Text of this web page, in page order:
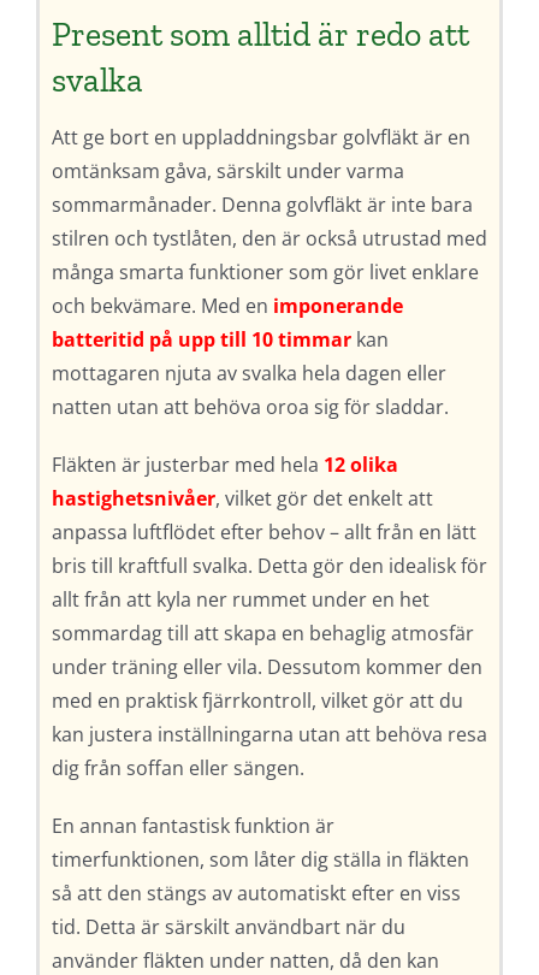
Present som alltid är redo att
svalka
Att ge bort en uppladdningsbar golvfläkt är en
omtänksam gåva, särskilt under varma
sommarmånader. Denna golvfläkt är inte bara
stilren och tystlåten, den är också utrustad med
många smarta funktioner som gör livet enklare
och bekvämare. Med en imponerande
batteritid på upp till 10 timmarkan
mottagaren njuta av svalka hela dagen eller
natten utan att behöva oroa sig för sladdar.
Fläkten är justerbar med hela 12 olika
hastighetsnivåer, vilket gör det enkelt att
anpassa luftflödet efter behov – allt från en lätt
bris till kraftfull svalka. Detta gör den idealisk för
allt från att kyla ner rummet under en het
sommardag till att skapa en behaglig atmosfär
under träning eller vila. Dessutom kommer den
med en praktisk fjärrkontroll, vilket gör att du
kan justera inställningarna utan att behöva resa
dig från soffan eller sängen.
En annan fantastisk funktion är
timerfunktionen, som låter dig ställa in fläkten
så att den stängs av automatiskt efter en viss
tid. Detta är särskilt användbart när du
använder fläkten under natten, då den kan